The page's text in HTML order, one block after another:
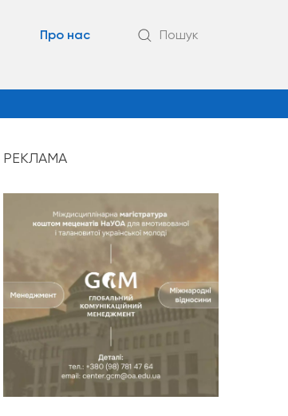
Про нас Пошук
РЕКЛАМА